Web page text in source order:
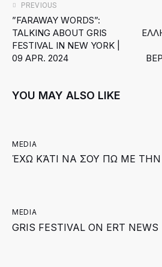
PREVIOUS
”FARAWAY WORDS”:
TALKING ABOUT GRIS
FESTIVAL IN NEW YORK |
09 APR. 2024
YOU MAY ALSO LIKE
MEDIA
ΈΧΩ ΚΆΤΙ ΝΑ ΣΟΥ ΠΩ ΜΕ
MEDIA
GRIS FESTIVAL ON ERT NEWS